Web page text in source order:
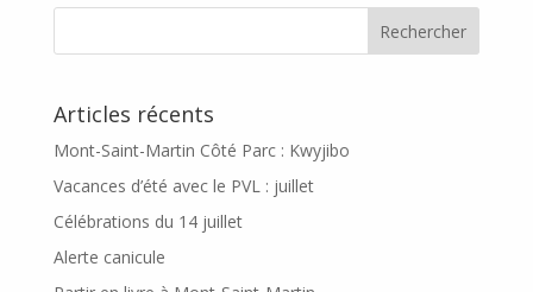
Articles récents
Mont-Saint-Martin Côté Parc : Kwyjibo
Vacances d’été avec le PVL : juillet
Célébrations du 14 juillet
Alerte canicule